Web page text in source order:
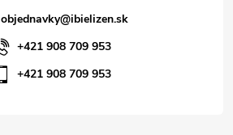
objednavky@ibielizen.sk
+421 908 709 953
+421 908 709 953